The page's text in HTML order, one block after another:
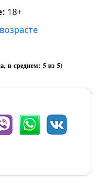
18+
в среднем: 5из 5)